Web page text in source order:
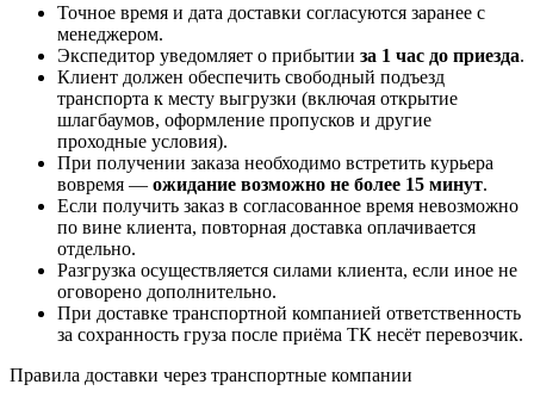
Точное время и дата доставки согласуются заранее с
менеджером.
Экспедитор уведомляет о прибытии за 1 час до приезда.
Клиент должен обеспечить свободный подъезд
транспорта к месту выгрузки (включая открытие
шлагбаумов, оформление пропусков и другие
проходные условия).
При получении заказа необходимо встретить курьера
вовремя — ожидание возможно не более 15 минут.
Если получить заказ в согласованное время невозможно
по вине клиента, повторная доставка оплачивается
отдельно.
Разгрузка осуществляется силами клиента, если иное не
оговорено дополнительно.
При доставке транспортной компанией ответственность
за сохранность груза после приёма ТК несёт перевозчик.
Правила доставки через транспортные компании